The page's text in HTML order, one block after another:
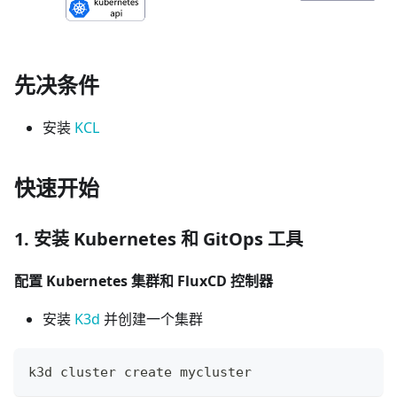
先决条件
安装 KCL
快速开始
1. 安装 Kubernetes 和 GitOps 工具
配置 Kubernetes 集群和 FluxCD 控制器
安装 K3d 并创建一个集群
k3d cluster create mycluster